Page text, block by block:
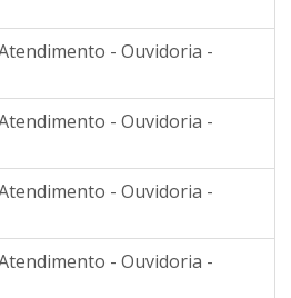
- Ouvidoria -
- Ouvidoria -
- Ouvidoria -
- Ouvidoria -